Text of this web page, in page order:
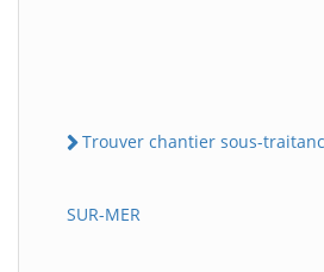
Trouver chantier sous-
SUR-MER